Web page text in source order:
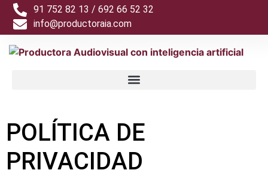
91 752 82 13 / 692 66 52 32
info@productoraia.com
POLÍTICA DE
PRIVACIDAD